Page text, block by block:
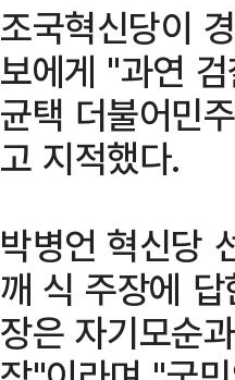
조국혁신당이
보에게 "과연
균택 더불어민
고 지적했다.
박병언 혁신당
깨 식 주장에
장은 자기모순